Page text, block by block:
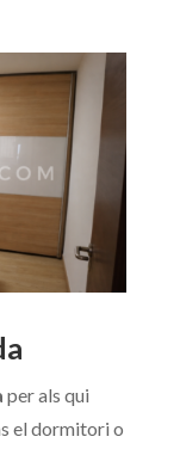
per als qui
el dormitori o